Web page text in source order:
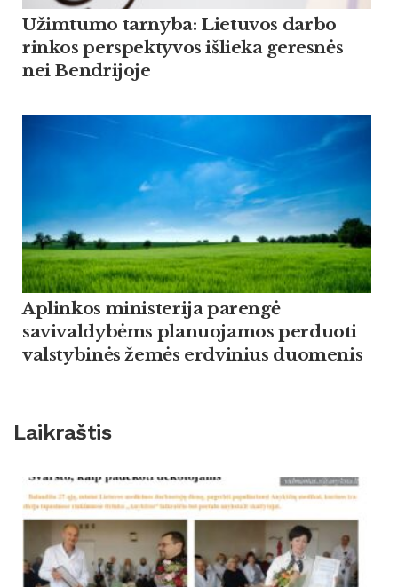
Užimtumo tarnyba: Lietuvos darbo
rinkos perspektyvos išlieka geresnės
nei Bendrijoje
Aplinkos ministerija parengė
savivaldybėms planuojamos perduoti
valstybinės žemės erdvinius duomenis
Laikraštis